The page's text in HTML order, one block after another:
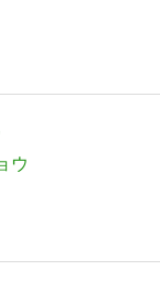
ウ